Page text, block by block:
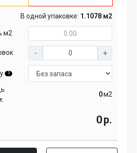
В одной упаковке: 1.1078 м2
м2
?
м2
р.